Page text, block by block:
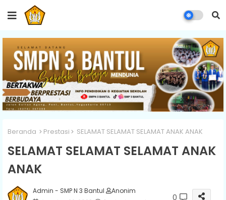
Beranda Prestasi SELAMAT SELAMAT SELAMAT ANAK ANAK
SELAMAT SELAMAT SELAMAT ANAK
ANAK
Admin - SMP N 3 Bantul
Anonim
0